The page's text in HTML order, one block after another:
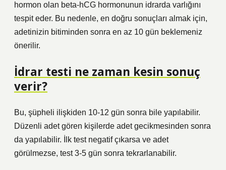
hormon olan beta-hCG hormonunun idrarda varlığını
tespit eder. Bu nedenle, en doğru sonuçları almak için,
adetinizin bitiminden sonra en az 10 gün beklemeniz
önerilir.
İdrar testi ne zaman kesin sonuç
verir?
Bu, şüpheli ilişkiden 10-12 gün sonra bile yapılabilir.
Düzenli adet gören kişilerde adet gecikmesinden sonra
da yapılabilir. İlk test negatif çıkarsa ve adet
görülmezse, test 3-5 gün sonra tekrarlanabilir.